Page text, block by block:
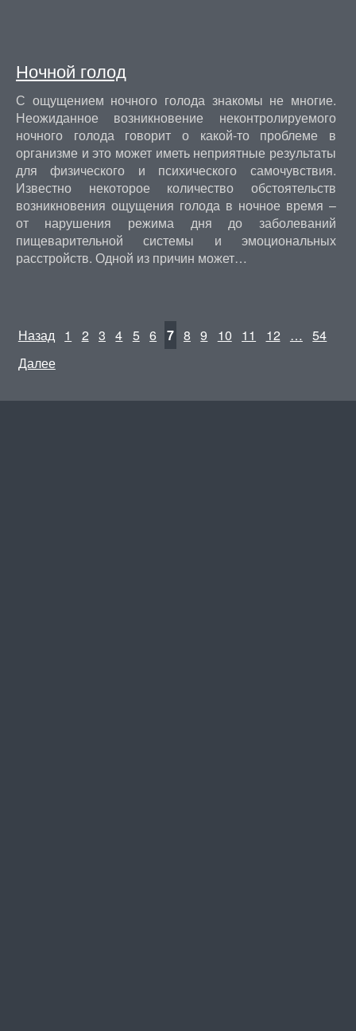
Ночной голод
С ощущением ночного голода знакомы не многие.
Неожиданное возникновение неконтролируемого
ночного голода говорит о какой-то проблеме в
организме и это может иметь неприятные результаты
для физического и психического самочувствия.
Известно некоторое количество обстоятельств
возникновения ощущения голода в ночное время –
от нарушения режима дня до заболеваний
пищеварительной системы и эмоциональных
расстройств. Одной из причин может…
Назад 1 2 3 4 5 6 7 8 9 10 11 12 … 54
Далее